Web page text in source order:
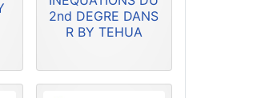
2nd DEGRE DANS
R BY TEHUA